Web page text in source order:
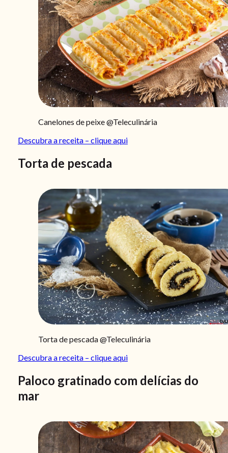
Canelones de peixe @Teleculinária
Descubra a receita – clique aqui
Torta de pescada
Torta de pescada @Teleculinária
Descubra a receita – clique aqui
Paloco gratinado com delícias do
mar